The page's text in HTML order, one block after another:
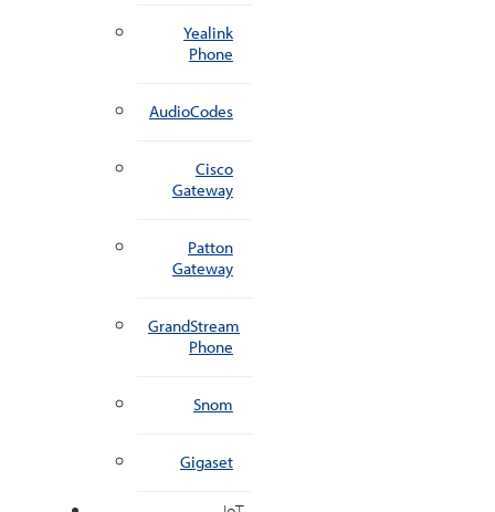
Yealink
Phone
AudioCodes
Cisco
Gateway
Patton
Gateway
GrandStream
Phone
Snom
Gigaset